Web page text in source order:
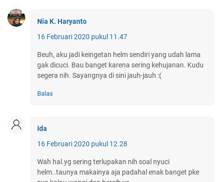
Nia K. Haryanto
16 Februari 2020 pukul 11.47
Beuh, aku jadi keingetan helm sendiri yang udah lama
gak dicuci. Bau banget karena sering kehujanan. Kudu
segera nih. Sayangnya di sini jauh-jauh :(
Balas
Ida
16 Februari 2020 pukul 12.28
Wah hal.yg sering terlupakan nih soal nyuci
helm..taunya makainya aja padahal enak banget pke